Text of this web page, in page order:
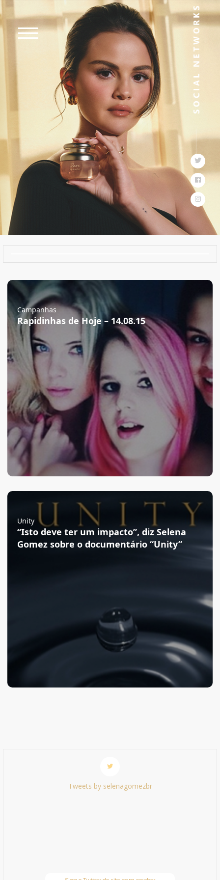
Campanhas
Rapidinhas de Hoje – 14.08.15
Unity
“Isto deve ter um impacto”, diz Selena
Gomez sobre o documentário “Unity”
Tweets by selenagomezbr